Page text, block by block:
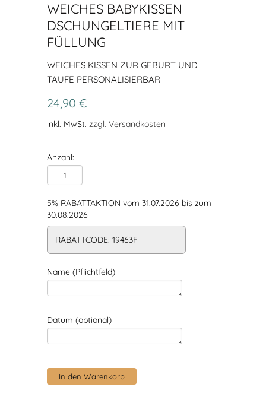
WEICHES BABYKISSEN
DSCHUNGELTIERE MIT
FÜLLUNG
WEICHES KISSEN ZUR GEBURT UND
TAUFE PERSONALISIERBAR
24,90 €
inkl. MwSt. zzgl. Versandkosten
Anzahl:
5% RABATTAKTION vom 31.07.2026 bis zum
30.08.2026
RABATTCODE: 19463F
Name (Pflichtfeld)
Datum (optional)